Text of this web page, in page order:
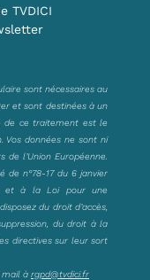
TVDICI
sont nécessaires au
et sont destinées à un
de ce traitement est le
Vos données ne sont ni
l’Union Européenne.
n°78-17 du 6 janvier
et à la Loi pour une
du droit d’accès,
du droit à la
directives sur leur sort
mail à rgpd@tvdici.fr